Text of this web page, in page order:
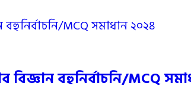
বহুনির্বাচনি/MCQ